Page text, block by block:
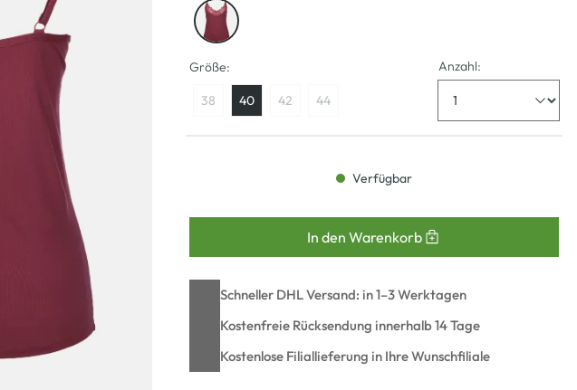
Größe:
38 40 42 44
Anzahl:
Verfügbar
In den Warenkorb
Schneller DHL Versand: in 1–3 Werktagen
Kostenfreie Rücksendung innerhalb 14 Tage
Kostenlose Filiallieferung in Ihre Wunschfiliale